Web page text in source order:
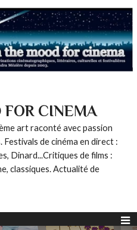
CINEMA
art raconté avec passion
Festivals de cinéma en direct :
Dinard...Critiques de films :
classiques. Actualité de